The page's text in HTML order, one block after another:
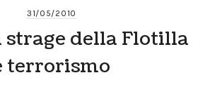
31/05/2010
strage della Flotilla
terrorismo